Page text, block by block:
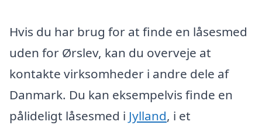
Hvis du har brug for at finde en låsesmed
uden for Ørslev, kan du overveje at
kontakte virksomheder i andre dele af
Danmark. Du kan eksempelvis finde en
pålideligt låsesmed i Jylland, i et